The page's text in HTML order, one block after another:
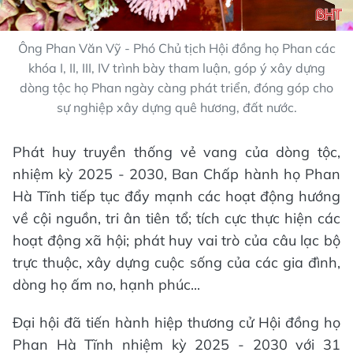
Ông Phan Văn Vỹ - Phó Chủ tịch Hội đồng họ Phan các
khóa I, II, III, IV trình bày tham luận, góp ý xây dựng
dòng tộc họ Phan ngày càng phát triển, đóng góp cho
sự nghiệp xây dựng quê hương, đất nước.
Phát huy truyền thống vẻ vang của dòng tộc,
nhiệm kỳ 2025 - 2030, Ban Chấp hành họ Phan
Hà Tĩnh tiếp tục đẩy mạnh các hoạt động hướng
về cội nguồn, tri ân tiên tổ; tích cực thực hiện các
hoạt động xã hội; phát huy vai trò của câu lạc bộ
trực thuộc, xây dựng cuộc sống của các gia đình,
dòng họ ấm no, hạnh phúc...
Đại hội đã tiến hành hiệp thương cử Hội đồng họ
Phan Hà Tĩnh nhiệm kỳ 2025 - 2030 với 31